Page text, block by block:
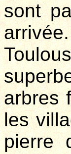
sont
arbres
les
pierre